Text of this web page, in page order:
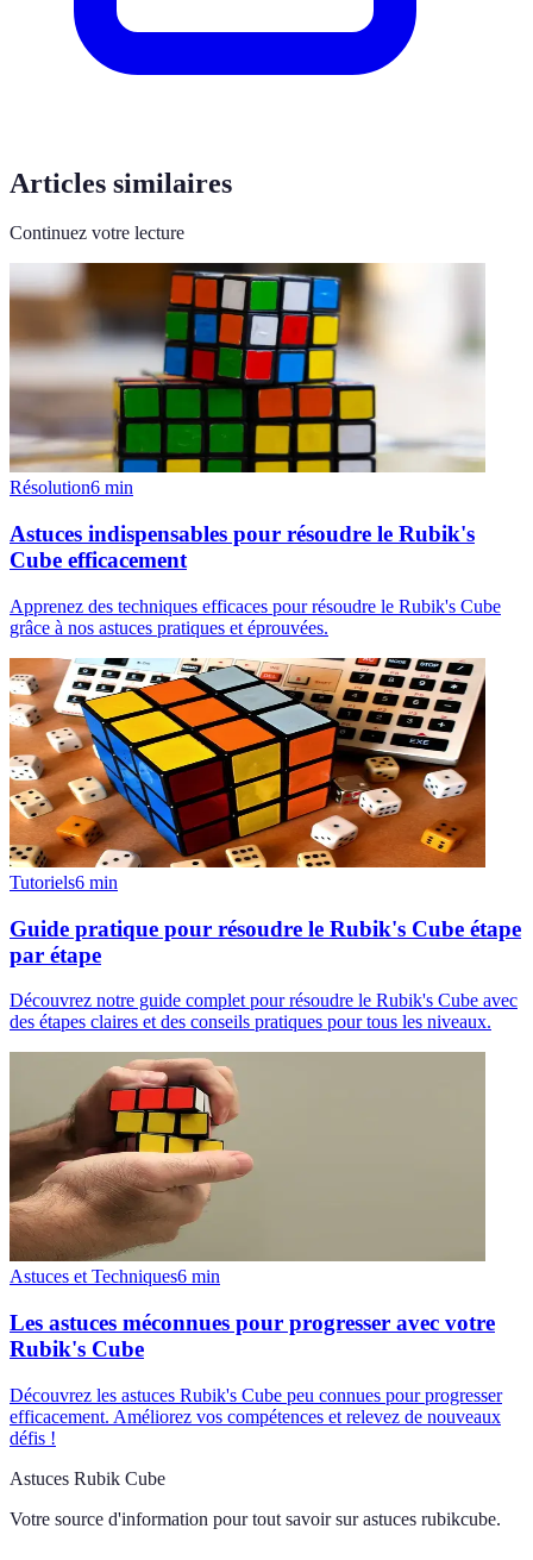
Articles similaires
Continuez votre lecture
Résolution6 min
Astuces indispensables pour résoudre le Rubik's
Cube efficacement
Apprenez des techniques efficaces pour résoudre le Rubik's Cube
grâce à nos astuces pratiques et éprouvées.
Tutoriels6 min
Guide pratique pour résoudre le Rubik's Cube étape
par étape
Découvrez notre guide complet pour résoudre le Rubik's Cube avec
des étapes claires et des conseils pratiques pour tous les niveaux.
Astuces et Techniques6 min
Les astuces méconnues pour progresser avec votre
Rubik's Cube
Découvrez les astuces Rubik's Cube peu connues pour progresser
efficacement. Améliorez vos compétences et relevez de nouveaux
défis !
Astuces Rubik Cube
Votre source d'information pour tout savoir sur astuces rubikcube.